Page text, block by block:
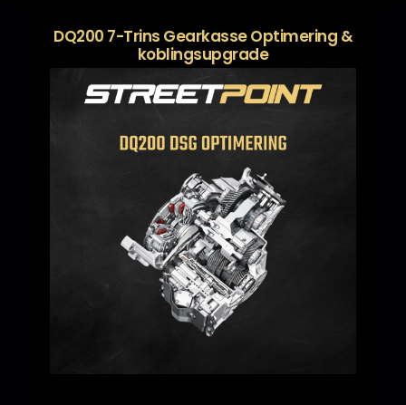
DQ200 7-Trins Gearkasse Optimering &
koblingsupgrade